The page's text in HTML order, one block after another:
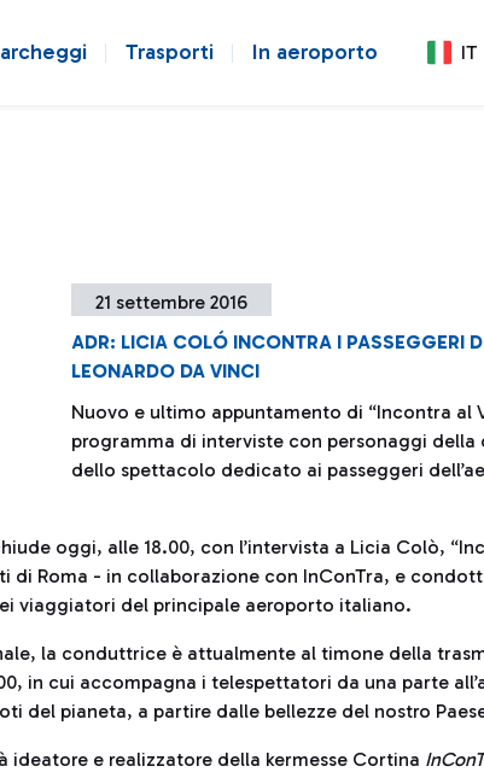
Trasporti In aeroporto IT
21 settembre 2016
ADR: LICIA COLÓ INCONTRA I PASSEGGERI
LEONARDO DA VINCI
Nuovo e ultimo appuntamento di “Incontra al
programma di interviste con personaggi della
dello spettacolo dedicato ai passeggeri
oggi, alle 18.00, con l’intervista a Licia Colò,
di Roma - in collaborazione con InConTra, e
viaggiatori del principale aeroporto italiano.
la conduttrice è attualmente al timone della
in cui accompagna i telespettatori da una parte
del pianeta, a partire dalle bellezze del nostro
ideatore e realizzatore della kermesse Cortina